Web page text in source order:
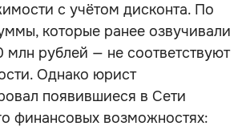
с учётом дисконта. По
которые ранее озвучивали
рублей — не соответствуют
Однако юрист
появившиеся в Сети
финансовых возможностях: